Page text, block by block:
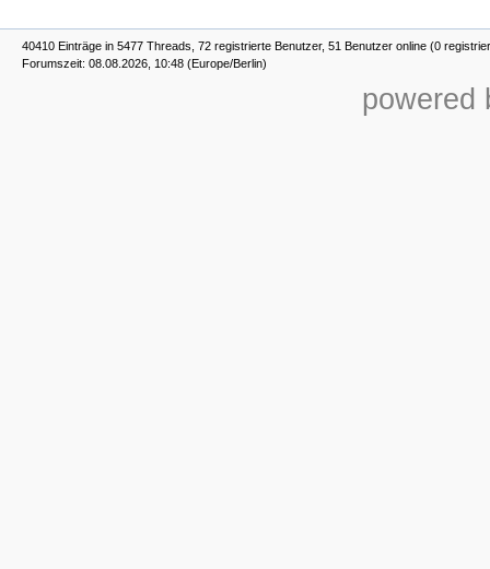
40410 Einträge in 5477 Threads, 72 registrierte Benutzer, 51 Benutzer online (0
Forumszeit: 08.08.2026, 10:48 (Europe/Berlin)
powered